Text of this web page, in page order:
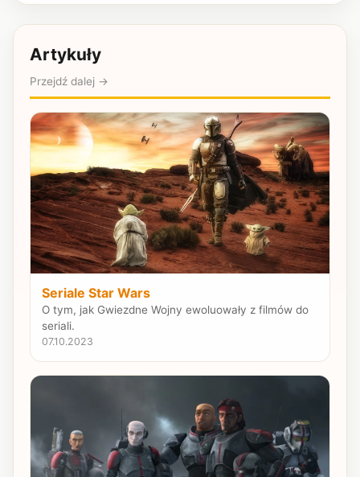
Artykuły
Przejdź dalej →
Seriale Star Wars
O tym, jak Gwiezdne Wojny ewoluowały z filmów do
seriali.
07.10.2023